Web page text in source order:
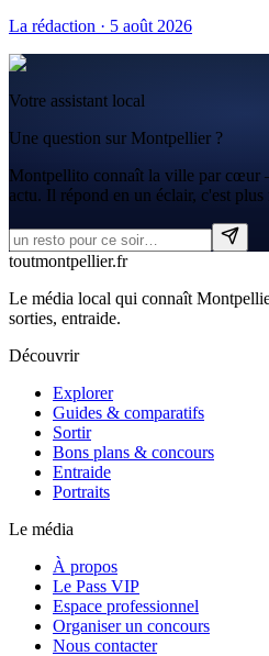
La rédaction · 5 août 2026
Votre assistant local
Une question sur Montpellier ?
Montpellito connaît la ville par cœur
actu. Il répond en un éclair, c'est plus
toutmontpellier.fr
Le média local qui connaît
sorties, entraide.
Découvrir
Explorer
Guides & comparatifs
Sortir
Bons plans & concours
Entraide
Portraits
Le média
À propos
Le Pass VIP
Espace professionnel
Organiser un concours
Nous contacter